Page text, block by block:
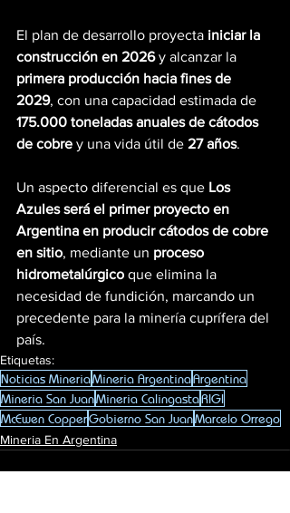
El plan de desarrollo proyecta iniciar la
construcción en 2026 y alcanzar la
primera producción hacia fines de
2029, con una capacidad estimada de
175.000 toneladas anuales de cátodos
de cobre y una vida útil de 27 años.
Un aspecto diferencial es que Los
Azules será el primer proyecto en
Argentina en producir cátodos de cobre
en sitio, mediante un proceso
hidrometalúrgico que elimina la
necesidad de fundición, marcando un
precedente para la minería cuprífera del
país.
Etiquetas:
Noticias MineriaMineria ArgentinaArgentina
Mineria San JuanMineria CalingastaRIGI
McEwen CopperGobierno San JuanMarcelo Orrego
Mineria En Argentina